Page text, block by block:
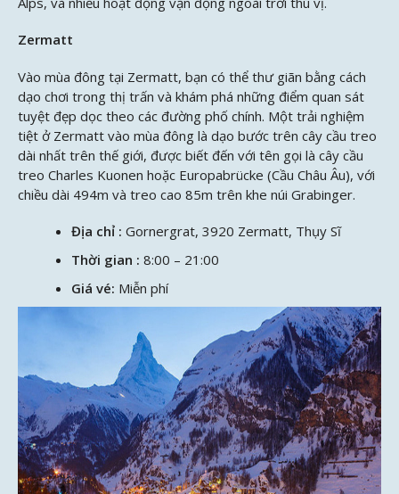
Zermatt
Vào mùa đông tại Zermatt, bạn có thể thư giãn bằng cách
dạo chơi trong thị trấn và khám phá những điểm quan sát
tuyệt đẹp dọc theo các đường phố chính. Một trải nghiệm
tiệt ở Zermatt vào mùa đông là dạo bước trên cây cầu treo
dài nhất trên thế giới, được biết đến với tên gọi là cây cầu
treo Charles Kuonen hoặc Europabrücke (Cầu Châu Âu), với
chiều dài 494m và treo cao 85m trên khe núi Grabinger.
Địa chỉ : Gornergrat, 3920 Zermatt, Thụy Sĩ
Thời gian : 8:00 – 21:00
Giá vé: Miễn phí